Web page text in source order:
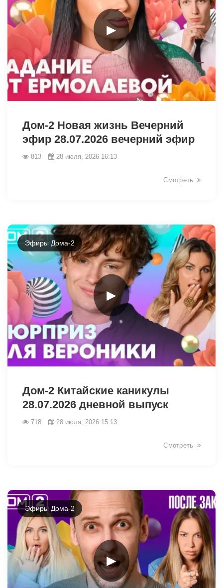
►
Дом-2 Новая жизнь Вечерний
эфир 28.07.2026 вечерний эфир
813 28 июля, 2026 16:13
Смотреть
►
Эфиры Дома-2
Дом-2 Китайские каникулы
28.07.2026 дневной выпуск
718 28 июля, 2026 15:13
Смотреть
►
Эфиры Дома-2